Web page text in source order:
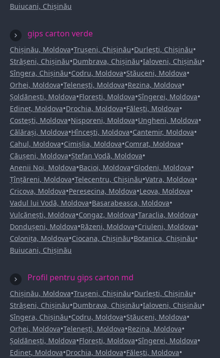
Buiucani, Chișinău
gips carton verde
Chișinău, Moldova•Trușeni, Chișinău•Durlești, Chișinău•
Strășeni, Chișinău•Dumbrava, Chișinău•Ialoveni, Chișinău•
Sîngera, Chișinău•Codru, Moldova•Stăuceni, Moldova•
Orhei, Moldova•Telenești, Moldova•Rezina, Moldova•
Șoldănești, Moldova•Florești, Moldova•Sîngerei, Moldova•
Edineț, Moldova•Drochia, Moldova•Fălești, Moldova•
Costești, Moldova•Nisporeni, Moldova•Ungheni, Moldova•
Călărași, Moldova•Hîncești, Moldova•Cantemir, Moldova•
Cahul, Moldova•Cimișlia, Moldova•Comrat, Moldova•
Căușeni, Moldova•Ștefan Vodă, Moldova•
Anenii Noi, Moldova•Bacioi, Moldova•Glodeni, Moldova•
Țînțăreni, Moldova•Telecentru, Chișinău•Vatra, Moldova•
Cricova, Moldova•Peresecina, Moldova•Leova, Moldova•
Vadul lui Vodă, Moldova•Basarabeasca, Moldova•
Vulcănești, Moldova•Congaz, Moldova•Taraclia, Moldova•
Dondușeni, Moldova•Răzeni, Moldova•Criuleni, Moldova•
Colonița, Moldova•Ciocana, Chișinău•Botanica, Chișinău•
Buiucani, Chișinău
Profil pentru gips carton md
Chișinău, Moldova•Trușeni, Chișinău•Durlești, Chișinău•
Strășeni, Chișinău•Dumbrava, Chișinău•Ialoveni, Chișinău•
Sîngera, Chișinău•Codru, Moldova•Stăuceni, Moldova•
Orhei, Moldova•Telenești, Moldova•Rezina, Moldova•
Șoldănești, Moldova•Florești, Moldova•Sîngerei, Moldova•
Edineț, Moldova•Drochia, Moldova•Fălești, Moldova•